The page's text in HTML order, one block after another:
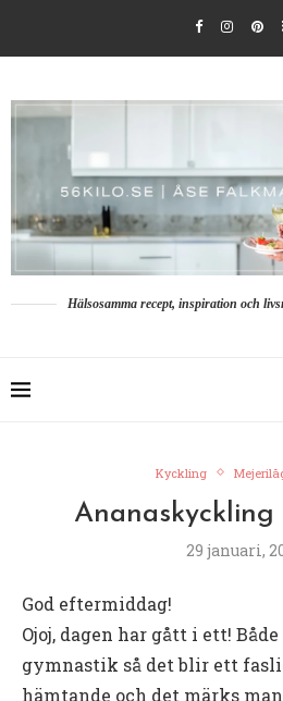
Hälsosamma recept, inspiration och
Kyckling
Ananaskyckling
29 januari,
God eftermiddag!
Ojoj, dagen har gått i ett!
gymnastik så det blir ett
hämtande och det märks